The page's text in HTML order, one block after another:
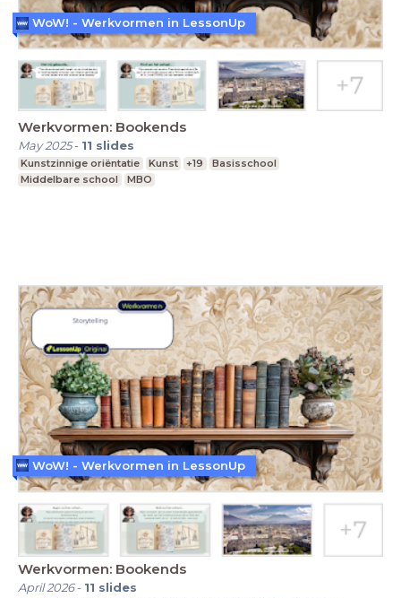
Werkvormen: Bookends
May 2025- 11 slides
Kunstzinnige oriëntatie Kunst +19
Basisschool
Middelbare school
MBO
WoW! - Werkvormen in LessonUp
Werkvormen: Bookends
April 2026- 11 slides
WoW! - Werkvormen in LessonUp